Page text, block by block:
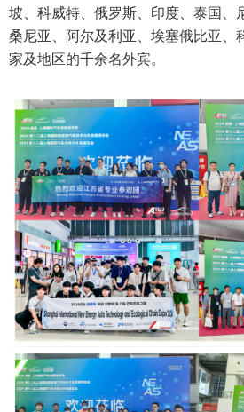
坡、科威特、俄罗斯、印度、泰国、
桑尼亚、阿尔及利亚、埃塞俄比亚、
家及地区的千余名外宾。